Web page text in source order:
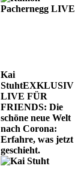
Kai
StuhtEXKLUSIV
LIVE FÜR
FRIENDS Die
schöne neue Welt
nach Corona:
Erfahre, was jetzt
geschieht.